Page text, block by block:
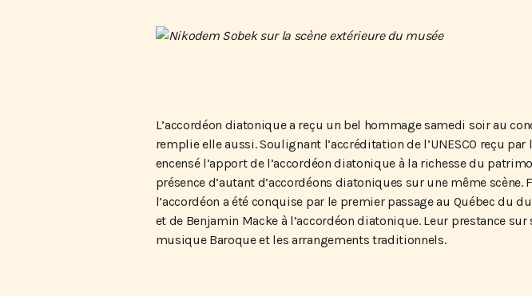
L’accordéon diatonique a reçu un bel hommage samedi soir au
remplie elle aussi. Soulignant l’accréditation de l’UNESCO reçu
encensé l’apport de l’accordéon diatonique à la richesse du
présence d’autant d’accordéons diatoniques sur une même
l’accordéon a été conquise par le premier passage au Québec du
et de Benjamin Macke à l’accordéon diatonique. Leur prestance
musique Baroque et les arrangements traditionnels.